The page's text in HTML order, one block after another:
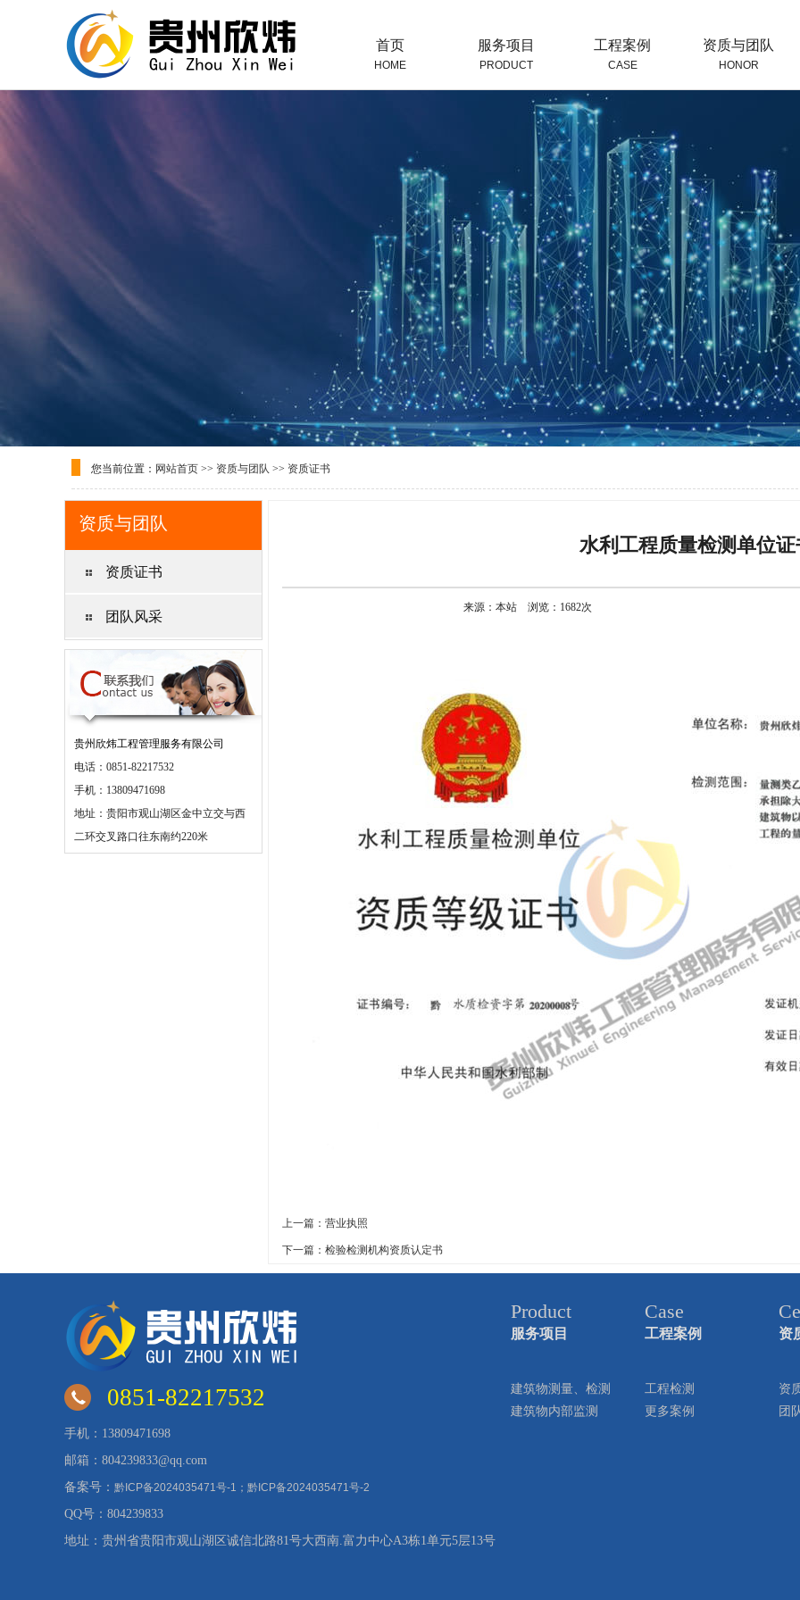
首页
HOME
服务项目
PRODUCT
工程案例
CASE
资质与团队
HONOR
您当前位置： 网站首页 >> 资质与团队 >> 资质证书
资质与团队
资质证书
团队风采
贵州欣炜工程管理服务有限公司
电话：0851-82217532
手机：13809471698
地址：贵阳市观山湖区金中立交与西
二环交叉路口往东南约220米
水利工程质量检测单位证
来源：本站 浏览： 1682次
上一篇：营业执照
下一篇：检验检测机构资质认定书
0851-82217532
手机：13809471698
邮箱：804239833@qq.com
备案号： 黔ICP备2024035471号-1；黔ICP备2024035471号-2
QQ号：804239833
地址：贵州省贵阳市观山湖区诚信北路81号大西南.富力中心A3栋1单元5层13号
Product
服务项目
建筑物测量、检测
建筑物内部监测
Case
工程案例
工程检测
更多案例
资
资
团